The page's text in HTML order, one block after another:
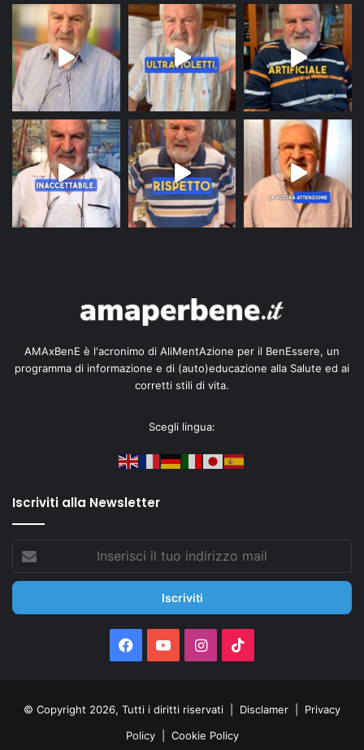
AMAxBenE è l'acronimo di AliMentAzione per il BenEssere, un
programma di informazione e di (auto)educazione alla Salute ed ai
corretti stili di vita.
Scegli lingua:
Iscriviti alla Newsletter
tuo
mail
Facebook
You Instagram
© Copyright 2026, Tutti i diritti riservati | Disclamer
Privacy
Policy
Cookie Policy